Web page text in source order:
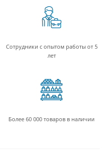
Сотрудники с опытом работы от 5
лет
Более 60 000 товаров в наличии